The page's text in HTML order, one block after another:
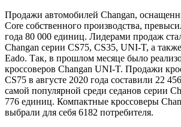
Продажи автомобилей Changan,
Core собственного производства,
года 80 000 единиц. Лидерами продаж
Changan серии CS75, CS35, UNI-T, а
Eado. Так, в прошлом месяце было
кроссоверов Changan UNI-T. Продажи
CS75 в августе 2020 года составили 22
самой популярной среди седанов серии
776 единиц. Компактные кроссоверы
выбрали для себя 6182 потребителя.